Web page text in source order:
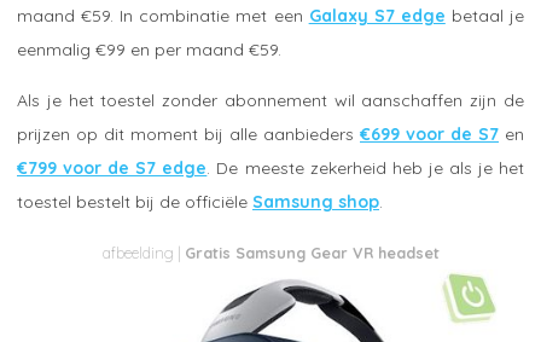
maand €59. In combinatie met een Galaxy S7 edge betaal je
eenmalig €99 en per maand €59.
Als je het toestel zonder abonnement wil aanschaffen zijn de
prijzen op dit moment bij alle aanbieders €699 voor de S7 en
€799 voor de S7 edge . De meeste zekerheid heb je als je het
toestel bestelt bij de officiële Samsung shop
Gratis Samsung Gear VR headset